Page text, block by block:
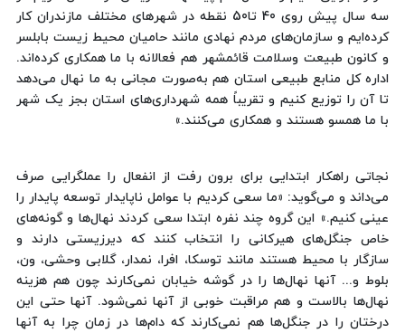
سه سال پیش روی 40 تا50 نقطه در شهرهای مختلف مازندران کار
کرده‌ایم و سازمان‌های مردم نهادی مانند حامیان محیط زیست بابلسر
و کانون طبیعت وسلامت قائمشهر هم فعالانه با ما همکاری کرده‌اند.
اداره کل منابع طبیعی استان هم به‌صورت مجانی به ما نهال می‌دهد
تا آن را توزیع کنیم و تقریباً همه شهرداری‌های استان بجز یک شهر
با ما همسو هستند و همکاری می‌کنند.»
نجاتی راهکار ابتدایی برای برون رفت از انفعال را عملگرایی صرف
می‌داند و می‌گوید: «ما سعی کردیم با عوامل ناپایدار توسعه پایدار را
عینی کنیم.» این گروه چند نفره ابتدا سعی کردند نهال‌ها و گونه‌های
خاص جنگل‌های هیرکانی را انتخاب کنند که دیرزیستی دارند و
سازگار با محیط هستند مانند توسکا، افرا، نمدار، گلابی وحشی، ون،
بلوط و... آنها نهال‌ها را در گوشه خیابان نمی‌کارند چون هم هزینه
نهال‌ها بالاست و هم مراقبت خوبی از آنها نمی‌شود. آنها حتی این
درختان را در جنگل‌ها هم نمی‌کارند که دام‌ها در زمان چرا به آنها